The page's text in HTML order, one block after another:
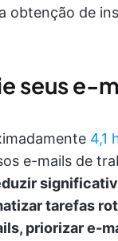
obtenção de
seus e-
4,1
e-mails de
tarefas
priorizar e-